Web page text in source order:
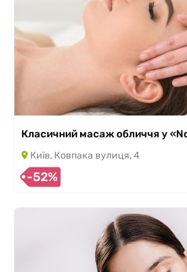
Класичний масаж обличчя у
Київ, Ковпака вулиця, 4
-52%